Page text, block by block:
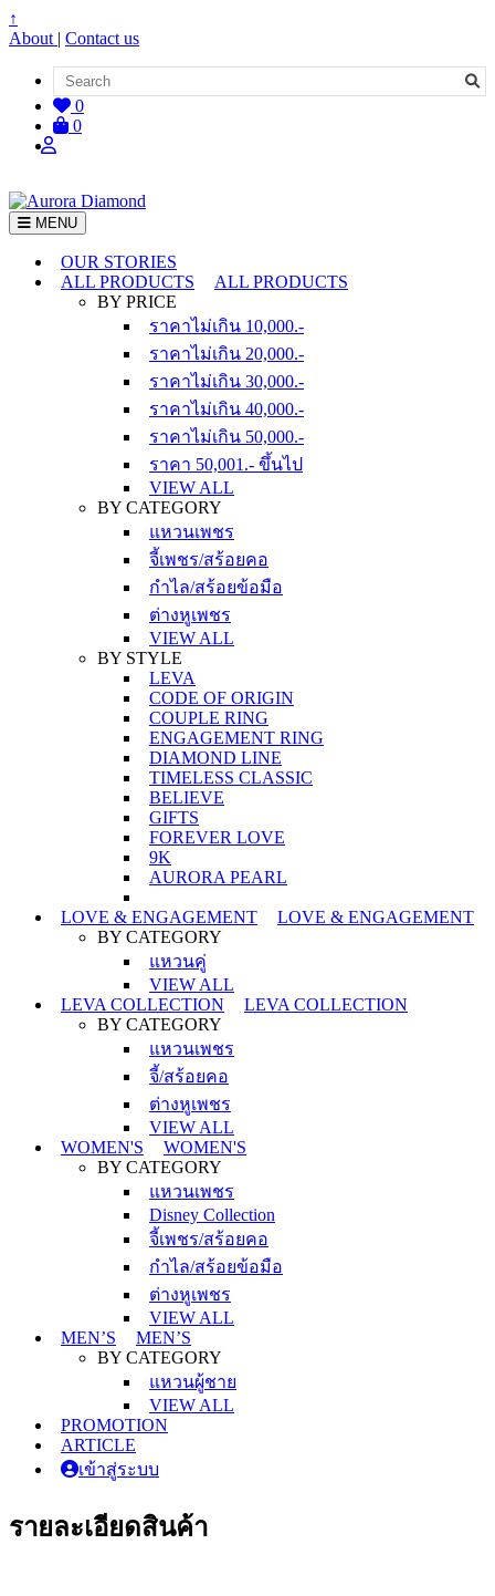
↑
About | Contact us
0
0
MENU
OUR STORIES
ALL PRODUCTS
ALL PRODUCTS
BY PRICE
ราคาไม่เกิน 10,000.-
ราคาไม่เกิน 20,000.-
ราคาไม่เกิน 30,000.-
ราคาไม่เกิน 40,000.-
ราคาไม่เกิน 50,000.-
ราคา 50,001.- ขึ้นไป
VIEW ALL
BY CATEGORY
แหวนเพชร
จี้เพชร/สร้อยคอ
กำไล/สร้อยข้อมือ
ต่างหูเพชร
VIEW ALL
BY STYLE
LEVA
CODE OF ORIGIN
COUPLE RING
ENGAGEMENT RING
DIAMOND LINE
TIMELESS CLASSIC
BELIEVE
GIFTS
FOREVER LOVE
9K
AURORA PEARL
LOVE & ENGAGEMENT
LOVE & ENGAGEMENT
BY CATEGORY
แหวนคู่
VIEW ALL
LEVA COLLECTION
LEVA COLLECTION
BY CATEGORY
แหวนเพชร
จี้/สร้อยคอ
ต่างหูเพชร
VIEW ALL
WOMEN'S
WOMEN'S
BY CATEGORY
แหวนเพชร
Disney Collection
จี้เพชร/สร้อยคอ
กำไล/สร้อยข้อมือ
ต่างหูเพชร
VIEW ALL
MEN’S
MEN’S
BY CATEGORY
แหวนผู้ชาย
VIEW ALL
PROMOTION
ARTICLE
เข้าสู่ระบบ
รายละเอียดสินค้า